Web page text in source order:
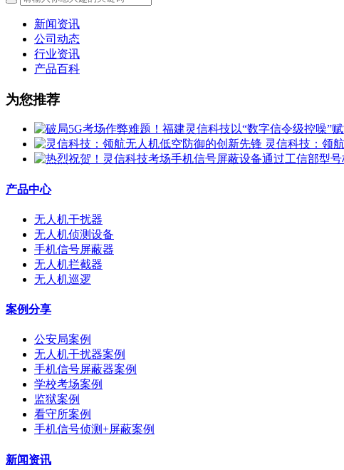
新闻资讯
公司动态
行业资讯
产品百科
为您推荐
灵信科技：领
产品中心
无人机干扰器
无人机侦测设备
手机信号屏蔽器
无人机拦截器
无人机巡逻
案例分享
公安局案例
无人机干扰器案例
手机信号屏蔽器案例
学校考场案例
监狱案例
看守所案例
手机信号侦测+屏蔽案例
新闻资讯